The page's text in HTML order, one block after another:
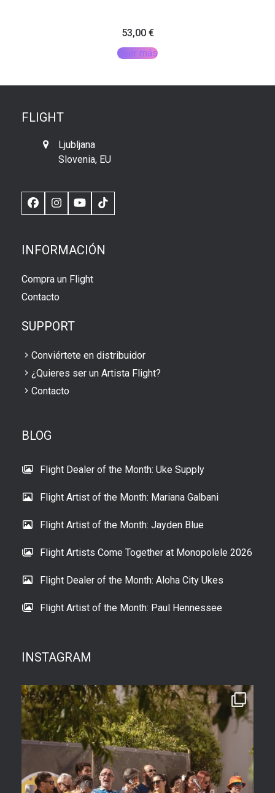
53,00 €
Leer más
FLIGHT
Ljubljana
Slovenia, EU
FacebookInstagram
YouTubeTikTok
INFORMACIÓN
Compra un Flight
Contacto
SUPPORT
Conviértete en distribuidor
¿Quieres ser un Artista Flight?
Contacto
BLOG
Flight Dealer of the Month: Uke Supply
Flight Artist of the Month: Mariana Galbani
Flight Artist of the Month: Jayden Blue
Flight Artists Come Together at Monopolele 2026
Flight Dealer of the Month: Aloha City Ukes
Flight Artist of the Month: Paul Hennessee
INSTAGRAM